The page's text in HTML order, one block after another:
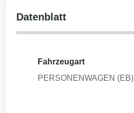
Datenblatt
Fahrzeugart
PERSONENWAGEN (EB)